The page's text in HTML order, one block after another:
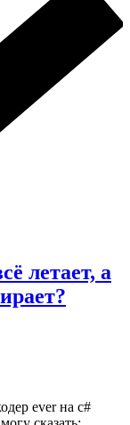
летает, а
ever на c#